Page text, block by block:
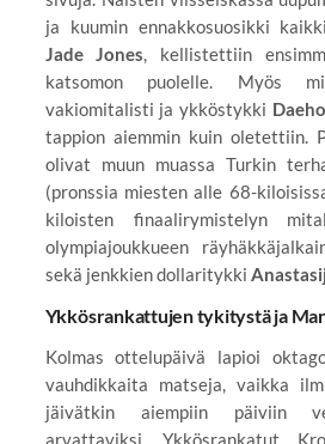
ja kuumin ennakkosuosikki
Jade Jones, kellistettiin
katsomon puolelle. Myös
vakiomitalisti ja ykköstykki
tappion aiemmin kuin oletettiin.
olivat muun muassa Turkin
(pronssia miesten alle 68-
kiloisten finaalirymistelyn
olympiajoukkueen
sekä jenkkien dollaritykki
Ykkösrankattujen tykitystä ja
Kolmas ottelupäivä lapioi
vauhdikkaita matseja, vaikka
jäivätkin aiempiin päiviin
arvattaviksi. Ykkösrankatut